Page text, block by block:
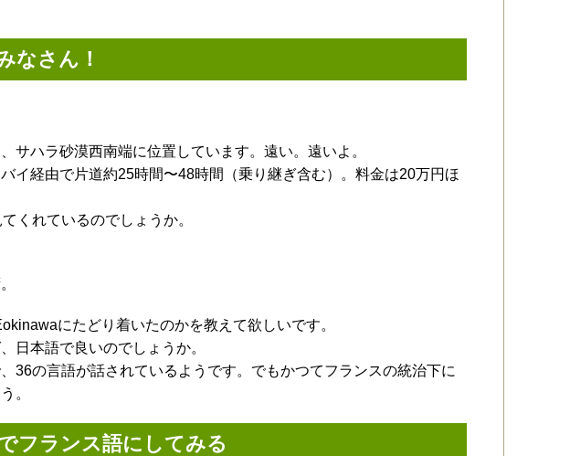
なさん！
サハラ砂漠西南端に位置しています。遠い。遠いよ。
イ経由で片道約25時間〜48時間（乗り継ぎ含む）。料金は20万円ほ
くれているのでしょうか。
にたどり着いたのかを教えて欲しいです。
日本語で良いのでしょうか。
36の言語が話されているようです。でもかつてフランスの統治下に
。
フランス語にしてみる